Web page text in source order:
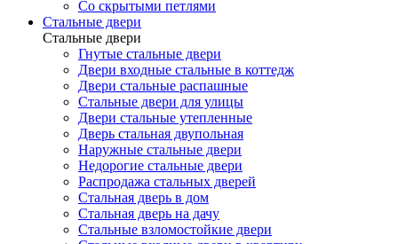
Со скрытыми петлями
Стальные двери
Стальные двери
Гнутые стальные двери
Двери входные стальные в коттедж
Двери стальные распашные
Стальные двери для улицы
Двери стальные утепленные
Дверь стальная двупольная
Наружные стальные двери
Недорогие стальные двери
Распродажа стальных дверей
Стальная дверь в дом
Стальная дверь на дачу
Стальные взломостойкие двери